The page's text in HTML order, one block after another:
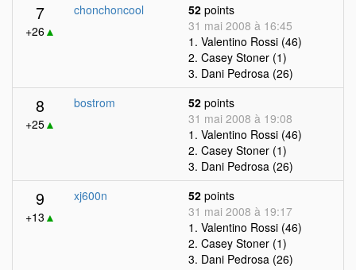
7
+26▲
chonchoncool 52 points
31 mai 2008 à 16:45
1. Valentino Rossi (46)
2. Casey Stoner (1)
3. Dani Pedrosa (26)
8
+25▲
bostrom 52 points
31 mai 2008 à 19:08
1. Valentino Rossi (46)
2. Casey Stoner (1)
3. Dani Pedrosa (26)
9
+13 ▲
xj600n 52 points
31 mai 2008 à 19:17
1. Valentino Rossi (46)
2. Casey Stoner (1)
3. Dani Pedrosa (26)